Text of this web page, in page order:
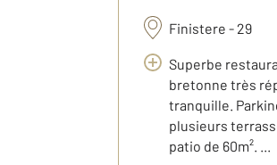
Finistere - 29
Superbe
bretonne très
tranquille.
plusieurs
patio de 60m². ...